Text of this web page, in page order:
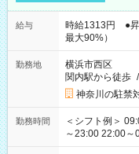
給与
時給1313円 ●昇
最大90%）
勤務地
横浜市西区
関内駅から徒歩 /
神奈川の駐禁
勤務時間
＜シフト例＞
～23:00 22:00～06:00 など ※「昼
の希望OK